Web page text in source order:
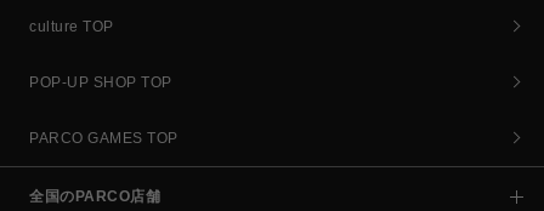
culture TOP
POP-UP SHOP TOP
PARCO GAMES TOP
全国のPARCO店舗